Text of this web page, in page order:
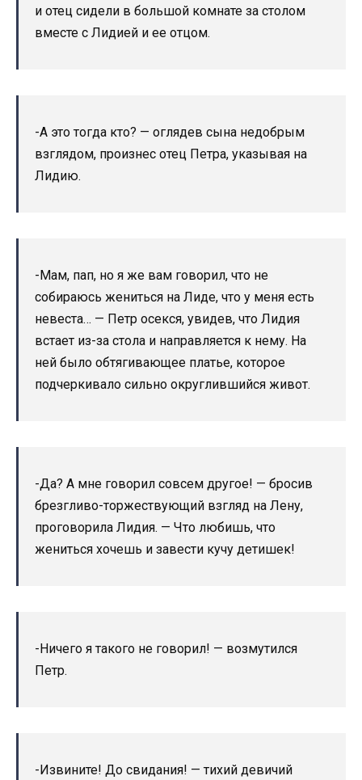
и отец сидели в большой комнате за столом
вместе с Лидией и ее отцом.
-А это тогда кто? — оглядев сына недобрым
взглядом, произнес отец Петра, указывая на
Лидию.
-Мам, пап, но я же вам говорил, что не
собираюсь жениться на Лиде, что у меня есть
невеста… — Петр осекся, увидев, что Лидия
встает из-за стола и направляется к нему. На
ней было обтягивающее платье, которое
подчеркивало сильно округлившийся живот.
-Да? А мне говорил совсем другое! — бросив
брезгливо-торжествующий взгляд на Лену,
проговорила Лидия. — Что любишь, что
жениться хочешь и завести кучу детишек!
-Ничего я такого не говорил! — возмутился
Петр.
-Извините! До свидания! — тихий девичий